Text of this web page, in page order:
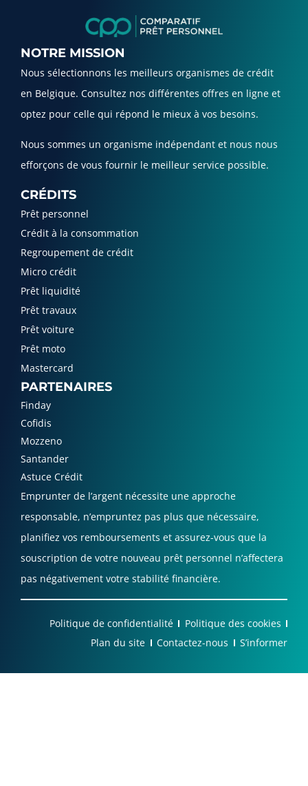
NOTRE MISSION
Nous sélectionnons les meilleurs organismes de crédit
en Belgique. Consultez nos différentes offres en ligne et
optez pour celle qui répond le mieux à vos besoins.
Nous sommes un organisme indépendant et nous nous
efforçons de vous fournir le meilleur service possible.
CRÉDITS
Prêt personnel
Crédit à la consommation
Regroupement de crédit
Micro crédit
Prêt liquidité
Prêt travaux
Prêt voiture
Prêt moto
Mastercard
PARTENAIRES
Finday
Cofidis
Mozzeno
Santander
Astuce Crédit
Emprunter de l’argent nécessite une approche
responsable, n’empruntez pas plus que nécessaire,
planifiez vos remboursements et assurez-vous que la
souscription de votre nouveau prêt personnel n’affectera
pas négativement votre stabilité financière.
Politique de confidentialité
Politique des cookies
Plan du site
Contactez-nous S’informer